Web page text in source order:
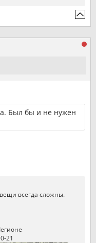
Был бы и не нужен
всегда сложны.
21